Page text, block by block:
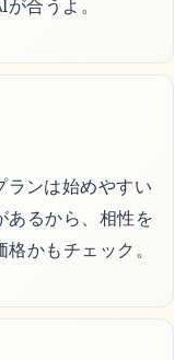
合うよ。
ンは始めやすい
あるから、相性を
かもチェック。